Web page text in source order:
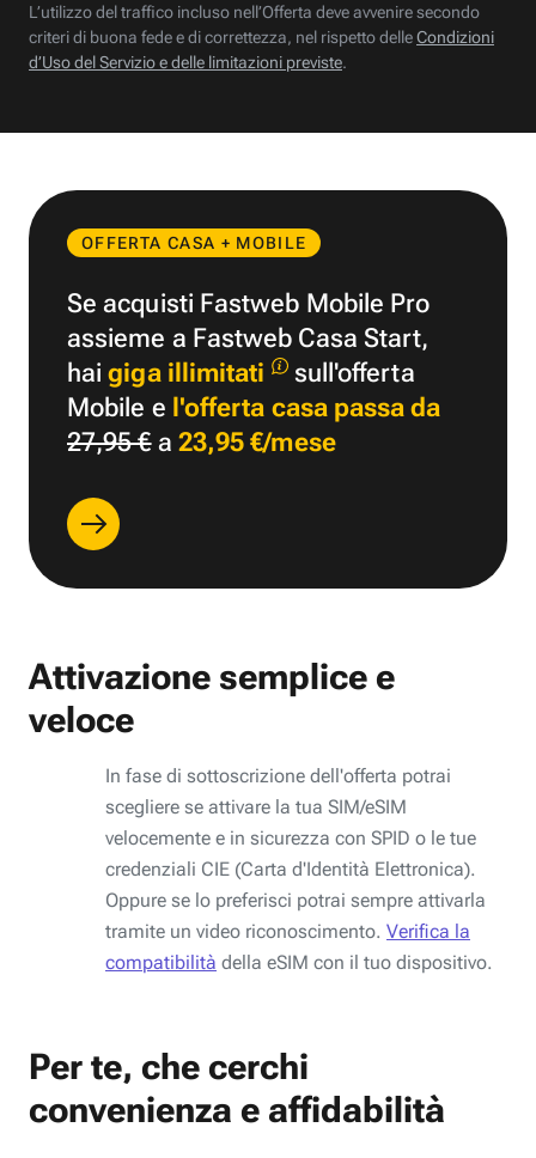
L’utilizzo del traffico incluso nell’Offerta deve avvenire secondo
criteri di buona fede e di correttezza, nel rispetto delleCondizioni
d’Uso del Servizio e delle limitazioni previste.
OFFERTA CASA + MOBILE
Se acquisti Fastweb Mobile Pro
assieme a Fastweb Casa Start,
haigiga illimitati
sull'offerta
Mobile e l'offerta casa passa da
27,95 €a 23,95 €/mese
Attivazione semplice e
veloce
In fase di sottoscrizione dell'offerta potrai
scegliere se attivare la tua SIM/eSIM
velocemente e in sicurezza con SPID o le tue
credenziali CIE (Carta d'Identità Elettronica).
Oppure se lo preferisci potrai sempre attivarla
tramite un video riconoscimento. Verifica la
compatibilità della eSIM con il tuo dispositivo.
Per te, che cerchi
convenienza e affidabilità